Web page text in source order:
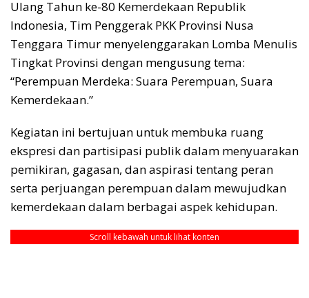
Ulang Tahun ke-80 Kemerdekaan Republik
Indonesia, Tim Penggerak PKK Provinsi Nusa
Tenggara Timur menyelenggarakan Lomba Menulis
Tingkat Provinsi dengan mengusung tema:
“Perempuan Merdeka: Suara Perempuan, Suara
Kemerdekaan.”
Kegiatan ini bertujuan untuk membuka ruang
ekspresi dan partisipasi publik dalam menyuarakan
pemikiran, gagasan, dan aspirasi tentang peran
serta perjuangan perempuan dalam mewujudkan
kemerdekaan dalam berbagai aspek kehidupan.
Scroll kebawah untuk lihat konten